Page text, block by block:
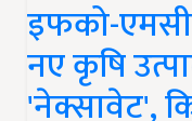
इफको-
नए कृषि
'नेक्सावेट',